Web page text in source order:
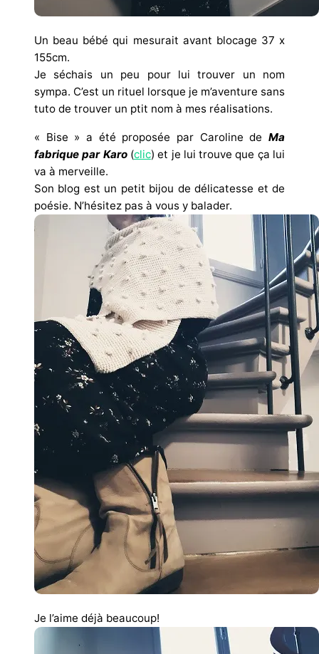
Un beau bébé qui mesurait avant blocage 37 x
155cm.
Je séchais un peu pour lui trouver un nom
sympa. C’est un rituel lorsque je m’aventure sans
tuto de trouver un ptit nom à mes réalisations.
« Bise » a été proposée par Caroline de Ma
fabrique par Karo (clic) et je lui trouve que ça lui
va à merveille.
Son blog est un petit bijou de délicatesse et de
poésie. N’hésitez pas à vous y balader.
Je l’aime déjà beaucoup!